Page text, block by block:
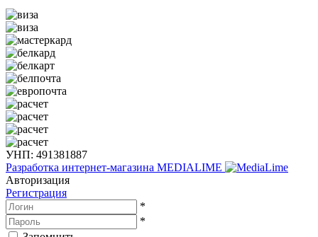
УНП: 491381887
Разработка интернет-магазина MEDIALIME
Авторизация
Регистрация
*
*